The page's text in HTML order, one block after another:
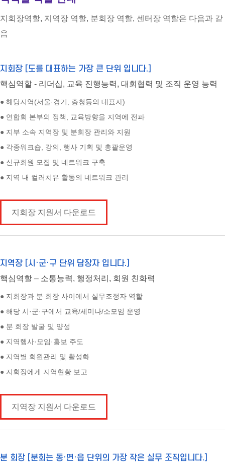
지회장역할, 지역장 역할, 분회장 역할, 센터장 역할은 다음과 같
음
지회장 [도를 대표하는 가장 큰 단위 입니다.]
핵심역할 - 리더십, 교육 진행능력, 대회협력 및 조직 운영 능력
● 해당지역(서울·경기, 충청등의 대표자)
● 연합회 본부의 정책, 교육방향을 지역에 전파
● 지부 소속 지역장 및 분회장 관리와 지원
● 각종워크숍, 강의, 행사 기획 및 총괄운영
● 신규회원 모집 및 네트워크 구축
● 지역 내 컬러치유 활동의 네트워크 관리
지회장 지원서 다운로드
지역장 [시·군·구 단위 담장자 입니다.]
핵심역할 – 소통능력, 행정처리, 회원 친화력
● 지회장과 분 회장 사이에서 실무조정자 역할
● 해당 시·군·구에서 교육/세미나/소모임 운영
● 분 회장 발굴 및 양성
● 지역행사·모임·홍보 주도
● 지역별 회원관리 및 활성화
● 지회장에게 지역현황 보고
지역장 지원서 다운로드
분 회장 [분회는 동·면·읍 단위의 가장 작은 실무 조직입니다.]